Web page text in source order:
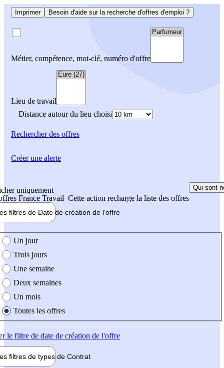
Imprimer Besoin d'aide sur la recherche d'offres d'emploi ?
Métier, compétence, mot-clé, numéro d'offre
Lieu de travail
Distance autour du lieu choisi
Rechercherdes offres
uniquement
France Travail Cette action recharge la liste des offres
Qui sont
filtres de Date de création de l'offre
création de l'offre
Un jour
Trois jours
Une semaine
Deux semaines
Un mois
Toutes les offres
le filtre de date de création de l'offre
filtres de types de Contrat
Créer une alerte